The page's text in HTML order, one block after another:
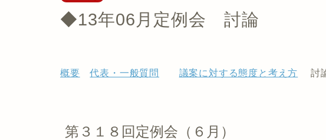
◆13年06月定例会 討論
概要 代表・一般質問 議案に対する態度と考え方 討
第３１８回定例会（６月）